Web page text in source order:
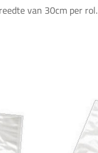
van 30cm per rol.